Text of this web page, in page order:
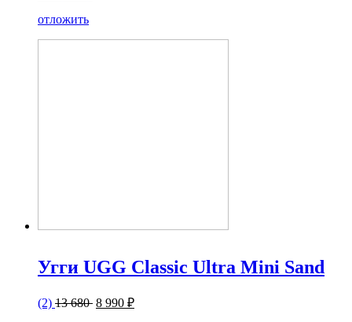
отложить
Угги UGG Classic Ultra Mini Sand
(2) 13 680 8 990 ₽